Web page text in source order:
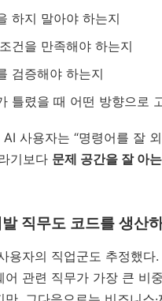
하지 말아야 하는지
건을 만족해야 하는지
검증해야 하는지
틀렸을 때 어떤 방향으로
AI 사용자는 “명령어를 잘
기보다 문제 공간을 잘 아
직무도 코드를 생산
용자의 직업군도 추정했다.
어 관련 직무가 가장 큰 비